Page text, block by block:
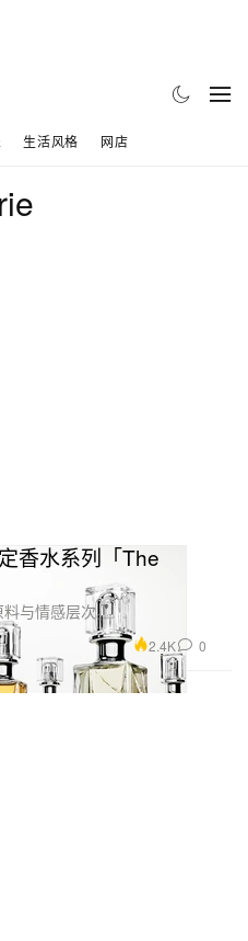
生活风格 网店
香水系列「The
与情感层次。
2.4K 0